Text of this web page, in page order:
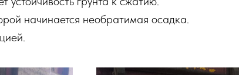
начинается необратимая осадка.